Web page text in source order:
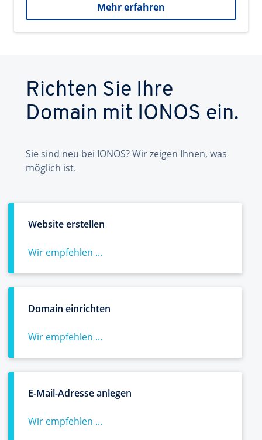
Mehr erfahren
Richten Sie Ihre
Domain mit IONOS ein.
Sie sind neu bei IONOS? Wir zeigen Ihnen, was
möglich ist.
Website erstellen
Wir empfehlen ...
Domain einrichten
Wir empfehlen ...
E-Mail-Adresse anlegen
Wir empfehlen ...